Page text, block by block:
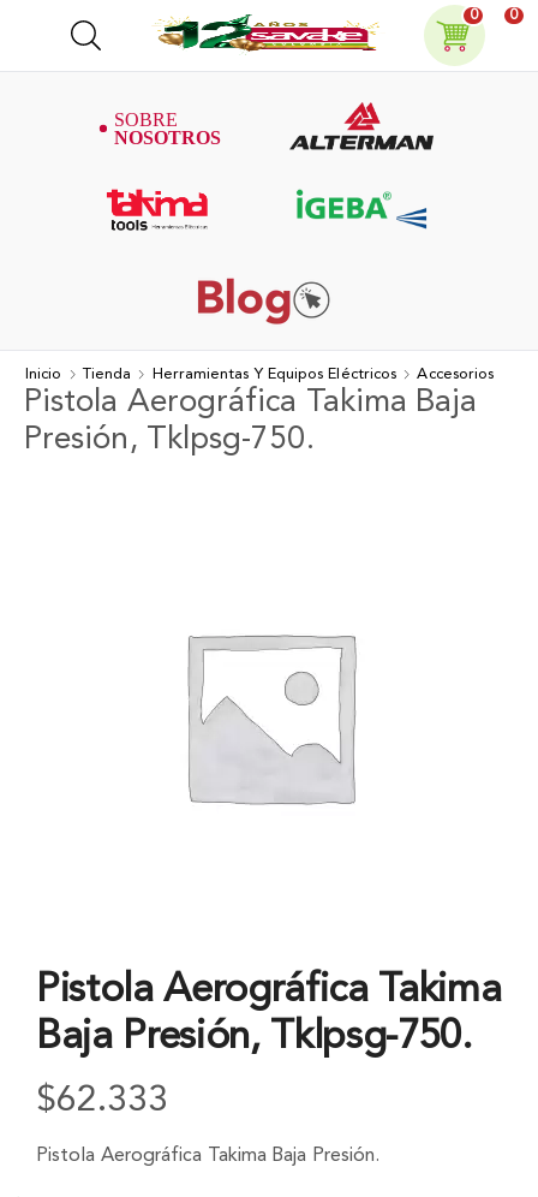
0 0
Inicio Tienda Herramientas Y Equipos Eléctricos Accesorios
Pistola Aerográfica Takima Baja
Presión, Tklpsg-750.
Pistola Aerográfica Takima
Baja Presión, Tklpsg-750.
$62.333
Pistola Aerográfica Takima Baja Presión.